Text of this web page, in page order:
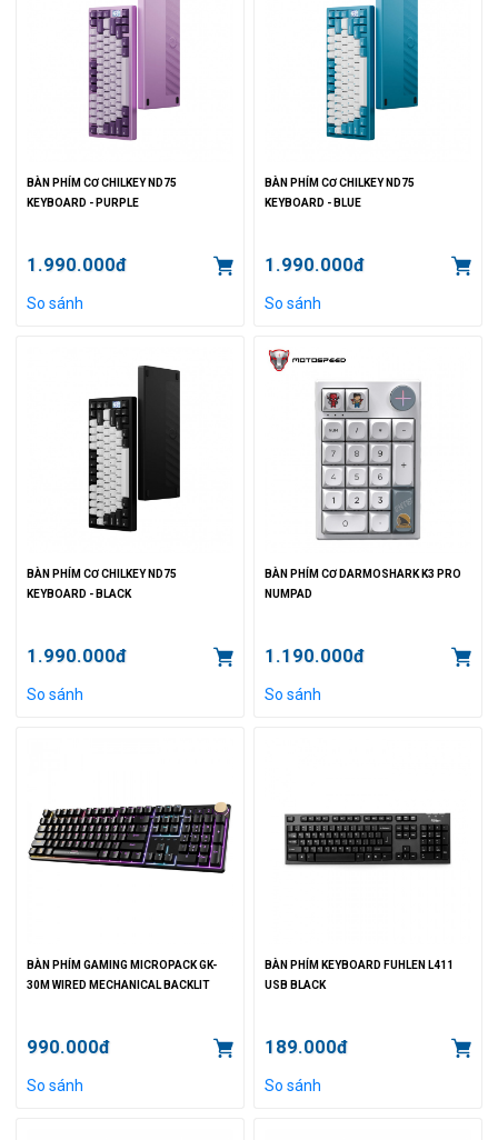
BÀN PHÍM CƠ CHILKEY ND75
KEYBOARD - PURPLE
1.990.000đ
So sánh
BÀN PHÍM CƠ CHILKEY ND75
KEYBOARD - BLUE
1.990.000đ
So sánh
BÀN PHÍM CƠ CHILKEY ND75
KEYBOARD - BLACK
1.990.000đ
So sánh
BÀN PHÍM CƠ DARMOSHARK K3 PRO
NUMPAD
1.190.000đ
So sánh
BÀN PHÍM GAMING MICROPACK GK-
30M WIRED MECHANICAL BACKLIT
990.000đ
So sánh
BÀN PHÍM KEYBOARD FUHLEN L411
USB BLACK
189.000đ
So sánh